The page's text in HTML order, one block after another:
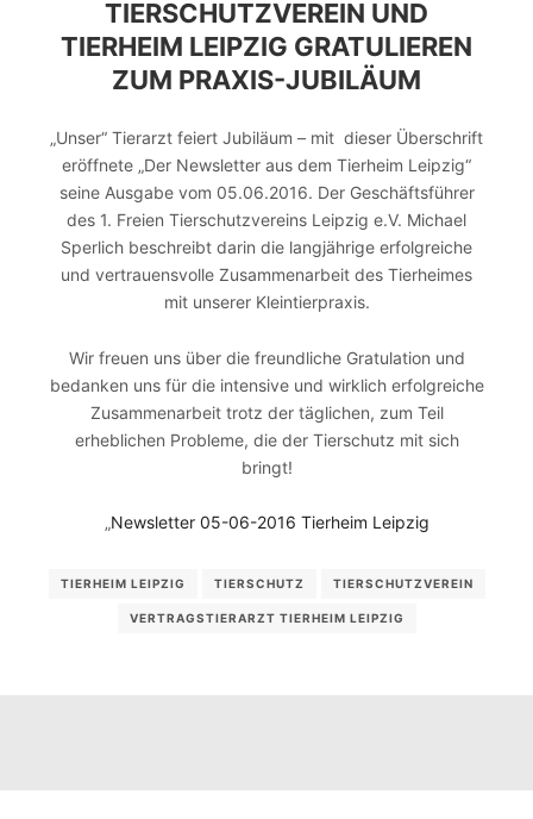
TIERSCHUTZVEREIN UND
TIERHEIM LEIPZIG GRATULIEREN
ZUM PRAXIS-JUBILÄUM
„Unser“ Tierarzt feiert Jubiläum – mit dieser Überschrift
eröffnete „Der Newsletter aus dem Tierheim Leipzig“
seine Ausgabe vom 05.06.2016. Der Geschäftsführer
des 1. Freien Tierschutzvereins Leipzig e.V. Michael
Sperlich beschreibt darin die langjährige erfolgreiche
und vertrauensvolle Zusammenarbeit des Tierheimes
mit unserer Kleintierpraxis.
Wir freuen uns über die freundliche Gratulation und
bedanken uns für die intensive und wirklich erfolgreiche
Zusammenarbeit trotz der täglichen, zum Teil
erheblichen Probleme, die der Tierschutz mit sich
bringt!
„Newsletter 05-06-2016 Tierheim Leipzig
TIERHEIM LEIPZIG TIERSCHUTZ TIERSCHUTZVEREIN
VERTRAGSTIERARZT TIERHEIM LEIPZIG